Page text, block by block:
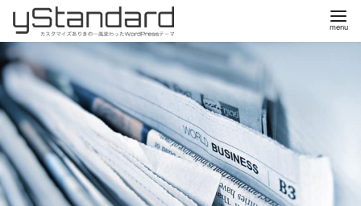
コ
ン
テ
ン
ツ
へ
移